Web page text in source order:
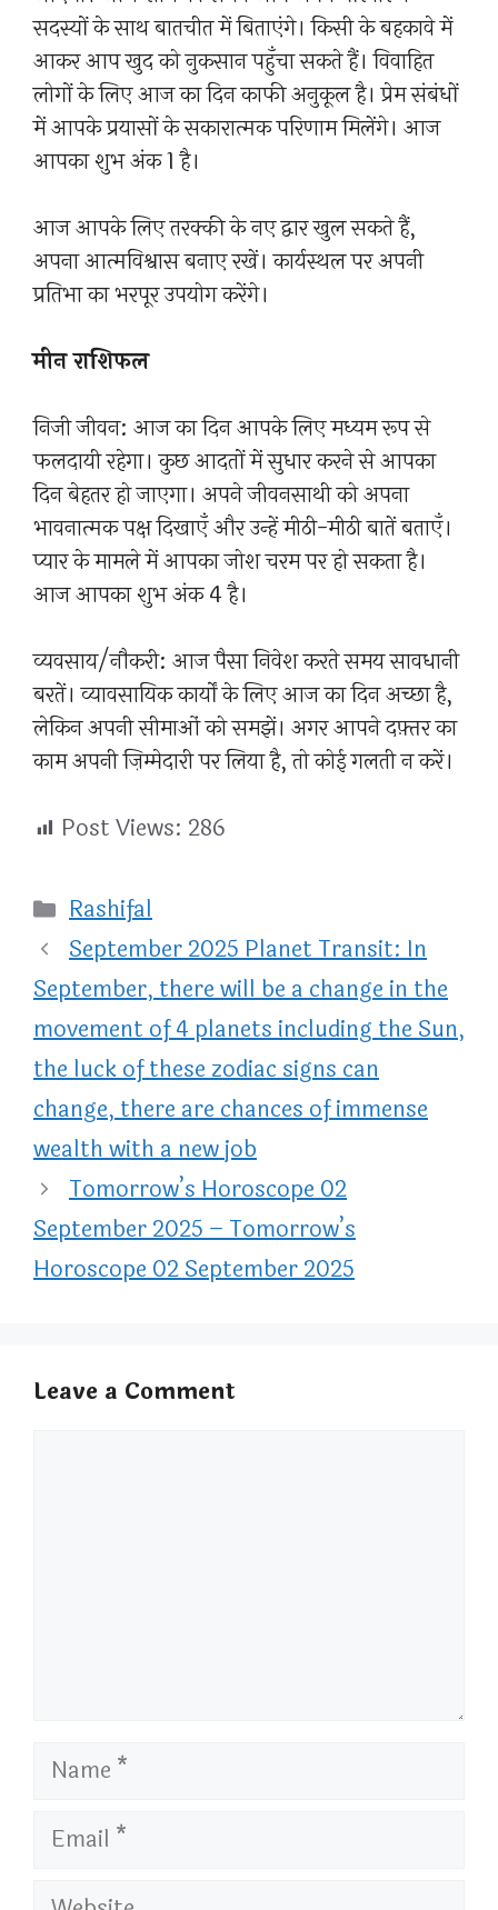
सदस्यों के साथ बातचीत में बिताएंगे। किसी के बहकावे में
आकर आप खुद को नुकसान पहुँचा सकते हैं। विवाहित
लोगों के लिए आज का दिन काफी अनुकूल है। प्रेम संबंधों
में आपके प्रयासों के सकारात्मक परिणाम मिलेंगे। आज
आपका शुभ अंक 1 है।
आज आपके लिए तरक्की के नए द्वार खुल सकते हैं,
अपना आत्मविश्वास बनाए रखें। कार्यस्थल पर अपनी
प्रतिभा का भरपूर उपयोग करेंगे।
मीन राशिफल
निजी जीवन: आज का दिन आपके लिए मध्यम रूप से
फलदायी रहेगा। कुछ आदतों में सुधार करने से आपका
दिन बेहतर हो जाएगा। अपने जीवनसाथी को अपना
भावनात्मक पक्ष दिखाएँ और उन्हें मीठी-मीठी बातें बताएँ।
प्यार के मामले में आपका जोश चरम पर हो सकता है।
आज आपका शुभ अंक 4 है।
व्यवसाय/नौकरी: आज पैसा निवेश करते समय सावधानी
बरतें। व्यावसायिक कार्यों के लिए आज का दिन अच्छा है,
लेकिन अपनी सीमाओं को समझें। अगर आपने दफ़्तर का
काम अपनी ज़िम्मेदारी पर लिया है, तो कोई गलती न करें।
Post Views: 286
Categories
Rashifal
September 2025 Planet Transit: In
September, there will be a change in the
movement of 4 planets including the Sun,
the luck of these zodiac signs can
change, there are chances of immense
wealth with a new job
Tomorrow’s Horoscope 02
September 2025 – Tomorrow’s
Horoscope 02 September 2025
Leave a Comment
Name
Email
Website